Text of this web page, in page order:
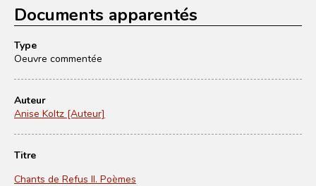
Documents apparentés
Type
Oeuvre commentée
Auteur
Anise Koltz [Auteur]
Titre
Chants de Refus II. Poèmes